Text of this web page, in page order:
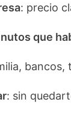
: precio
que
bancos,
: sin